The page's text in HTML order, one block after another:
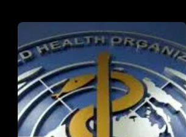
speră la descoperiri
în ani, nu în decenii